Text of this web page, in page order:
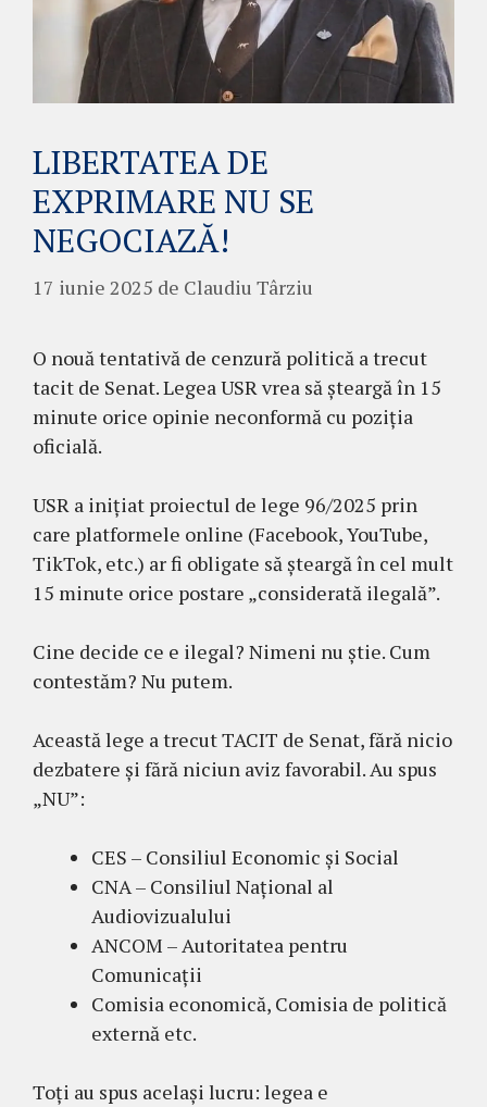
LIBERTATEA DE
EXPRIMARE NU SE
NEGOCIAZĂ!
17 iunie 2025 de Claudiu Târziu
O nouă tentativă de cenzură politică a trecut
tacit de Senat. Legea USR vrea să șteargă în 15
minute orice opinie neconformă cu poziția
oficială.
USR a inițiat proiectul de lege 96/2025 prin
care platformele online (Facebook, YouTube,
TikTok, etc.) ar fi obligate să șteargă în cel mult
15 minute orice postare „considerată ilegală”.
Cine decide ce e ilegal? Nimeni nu știe. Cum
contestăm? Nu putem.
Această lege a trecut TACIT de Senat, fără nicio
dezbatere și fără niciun aviz favorabil. Au spus
„NU”:
CES – Consiliul Economic și Social
CNA – Consiliul Național al
Audiovizualului
ANCOM – Autoritatea pentru
Comunicații
Comisia economică, Comisia de politică
externă etc.
Toți au spus același lucru: legea e